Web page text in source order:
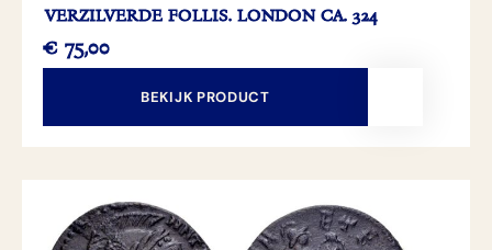
VERZILVERDE FOLLIS. LONDON CA. 324
€ 75,00
BEKIJK PRODUCT